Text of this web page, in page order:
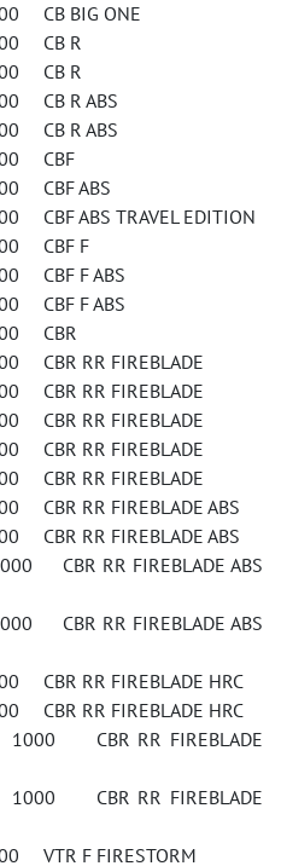
CB BIG ONE
CB R
CB R
CB R ABS
CB R ABS
CBF
CBF ABS
ABS TRAVEL EDITION
CBF F
CBF F ABS
CBF F ABS
CBR
CBR RR FIREBLADE
CBR RR FIREBLADE
CBR RR FIREBLADE
CBR RR FIREBLADE
CBR RR FIREBLADE
RR FIREBLADE ABS
RR FIREBLADE ABS
CBR RR FIREBLADE ABS
CBR RR FIREBLADE ABS
RR FIREBLADE HRC
RR FIREBLADE HRC
CBR RR FIREBLADE
CBR RR FIREBLADE
VTR F FIRESTORM